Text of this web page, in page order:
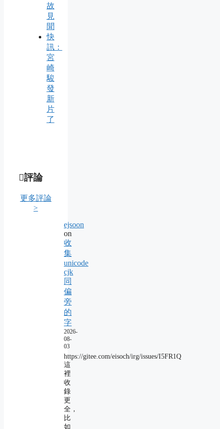
故
見
聞
快
訊：
宮
崎
駿
發
新
片
了
評論
更多評論
>
ejsoon
on
收
集
unicode
cjk
同
偏
旁
的
字
2026-
08-
03
https://gitee.com/eisoch/irg/issues/I5FR1Q
這
裡
收
錄
更
全，
比
如